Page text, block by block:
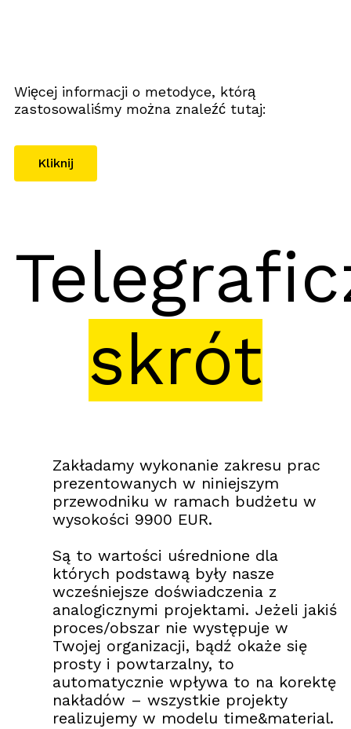
Więcej informacji o metodyce, którą
zastosowaliśmy można znaleźć tutaj:
Kliknij
skrót
Zakładamy wykonanie zakresu prac
prezentowanych w niniejszym
przewodniku w ramach budżetu w
wysokości 9900 EUR.
Są to wartości uśrednione dla
których podstawą były nasze
wcześniejsze doświadczenia z
analogicznymi projektami. Jeżeli jakiś
proces/obszar nie występuje w
Twojej organizacji, bądź okaże się
prosty i powtarzalny, to
automatycznie wpływa to na korektę
nakładów – wszystkie projekty
realizujemy w modelu time&material.